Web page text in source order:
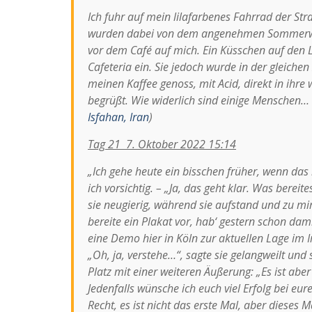
Ich fuhr auf mein lilafarbenes Fahrrad der
wurden dabei von dem angenehmen
vor dem Café auf mich. Ein Küsschen auf
Cafeteria ein. Sie jedoch wurde in der
meinen Kaffee genoss, mit Acid, direkt in ihre
begrüßt. Wie widerlich sind einige Menschen…
Isfahan, Iran)
Tag 21 7. Oktober 2022 15:14
„Ich gehe heute ein bisschen früher, wenn
ich vorsichtig. – „Ja, das geht klar. Was
sie neugierig, während sie aufstand und zu
bereite ein Plakat vor, hab‘ gestern schon
eine Demo hier in Köln zur aktuellen Lage im
„Oh, ja, verstehe…“, sagte sie gelangweilt
Platz mit einer weiteren Äußerung: „Es ist
Jedenfalls wünsche ich euch viel Erfolg bei
Recht, es ist nicht das erste Mal, aber dieses